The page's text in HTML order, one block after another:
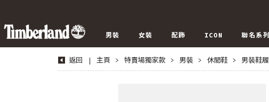
男裝 女裝 配飾 ICON 聯名系列
返回 | 主頁 > 特賣場獨家款 > 男裝 > 休閒鞋 > 男裝鞋履